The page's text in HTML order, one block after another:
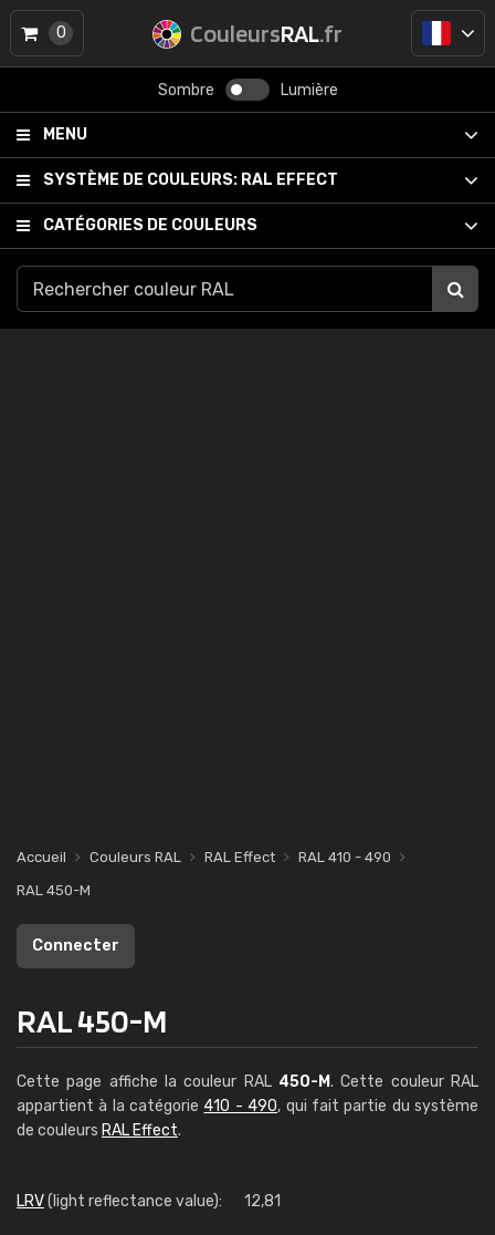
CouleursRAL.fr
Sombre Lumière
MENU
SYSTÈME DE COULEURS: RAL EFFECT
CATÉGORIES DE COULEURS
0
Accueil Couleurs RAL RAL Effect
RAL 410 - 490
RAL 450-M
Connecter
RAL 450-M
Cette page affiche la couleur RAL 450-M. Cette couleur RAL
appartient à la catégorie 410 - 490, qui fait partie du système
de couleurs RAL Effect.
LRV(light reflectance value): 12,81